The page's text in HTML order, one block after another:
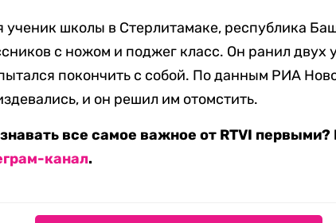
ученик школы в Стерлитамаке, республика
с ножом и поджег класс. Он ранил двух
покончить с собой. По данным РИА
и он решил им отомстить.
все самое важное от RTVI
канал.